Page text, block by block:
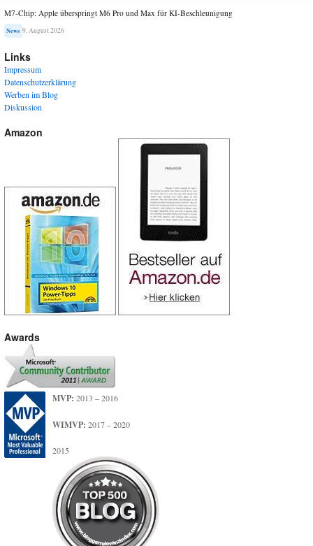
M7-Chip: Apple überspringt M6 Pro und Max für KI-Beschleunigung
News 9. August 2026
Links
Impressum
Datenschutzerklärung
Werben im Blog
Diskussion
Amazon
Awards
MVP: 2013 – 2016
WIMVP: 2017 – 2020
2015